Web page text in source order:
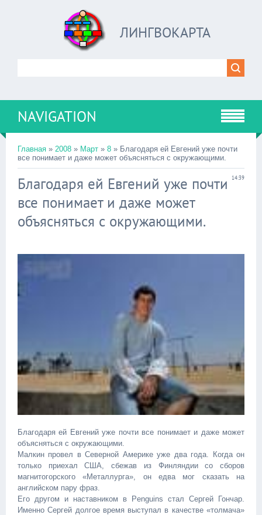
ЛИНГВОКАРТА
NAVIGATION
Главная » 2008 » Март » 8 » Благодаря ей Евгений уже почти
все понимает и даже может объясняться с окружающими.
14:39
Благодаря ей Евгений уже почти
все понимает и даже может
объясняться с окружающими.
Благодаря ей Евгений уже почти все понимает и даже может
объясняться с окружающими.
Малкин провел в Северной Америке уже два года. Когда он
только приехал США, сбежав из Финляндии со сборов
магнитогорского «Металлурга», он едва мог сказать на
английском пару фраз.
Его другом и наставником в Penguins стал Сергей Гончар.
Именно Сергей долгое время выступал в качестве «толмача»